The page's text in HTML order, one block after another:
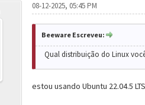
08-12-2025, 05:45 PM
Beeware Escreveu:
Qual distribuição do Linux
estou usando Ubuntu 22.04.5 LTS